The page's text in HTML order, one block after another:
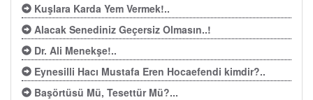
Kuşlara Karda Yem Vermek!..
Alacak Senediniz Geçersiz Olmasın..!
Dr. Ali Menekşe!..
Eynesilli Hacı Mustafa Eren Hocaefendi kimdir?..
Başörtüsü Mü, Tesettür Mü?...